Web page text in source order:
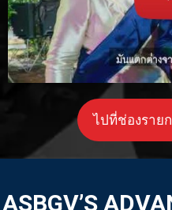
ไปที่ช่องราย
ASBGV’S